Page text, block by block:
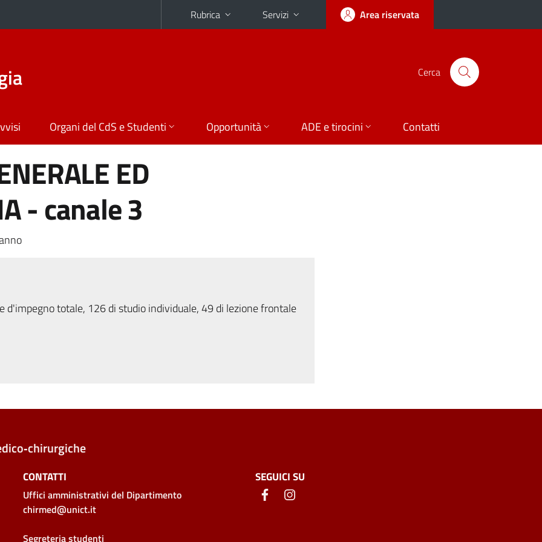
Rubrica Servizi Area riservata
Cerca
Organi del CdS e Studenti Opportunità ADE e tirocini Contatti
ED
- canale 3
d'impegno totale, 126 di studio individuale, 49 di lezione frontale
CONTATTI
Uffici amministrativi del Dipartimento
chirmed@unict.it
Segreteria studenti
SEGUICI SU